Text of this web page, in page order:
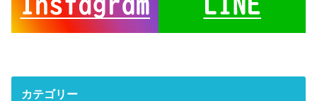
カテゴリー